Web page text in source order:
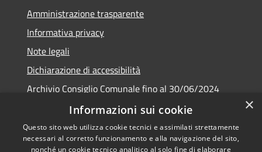
Amministrazione trasparente
Informativa privacy
Note legali
Dichiarazione di accessibilità
Archivio Consiglio Comunale fino al 30/06/2024
Consiglio Comunale Online
×
Informazioni sui cookie
Questo sito web utilizza cookie tecnici e assimilati strettamente
necessari al corretto funzionamento e alla navigazione del sito,
nonché un cookie tecnico analitico al solo fine di elaborare